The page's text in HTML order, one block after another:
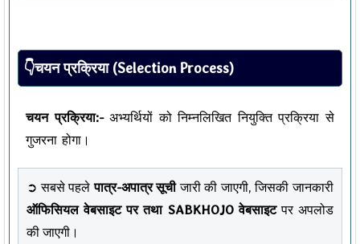
👇चयन प्रक्रिया (Selection Process)
चयन प्रक्रिया:-अभ्यर्थियों को निम्नलिखित नियुक्ति प्रक्रिया से
गुजरना होगा।
➲ सबसे पहलेपात्र-अपात्र सूचीजारी की जाएगी, जिसकी जानकारी
ऑफिसियल वेबसाइट पर तथा SABKHOJO वेबसाइटपर अपलोड
की जाएगी।